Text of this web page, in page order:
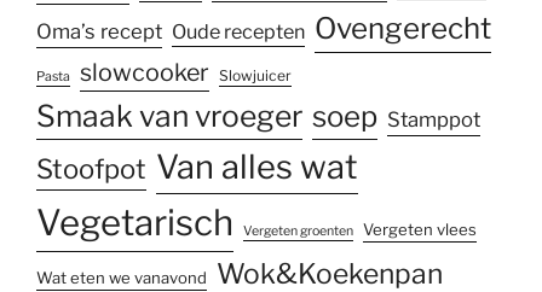
Oma’s recept Oude recepten Ovengerecht
Pasta slowcooker Slowjuicer
Smaak van vroeger soep Stamppot
Stoofpot Van alles wat
Vegetarisch Vergeten groenten Vergeten vlees
Wat eten we vanavond Wok&Koekenpan